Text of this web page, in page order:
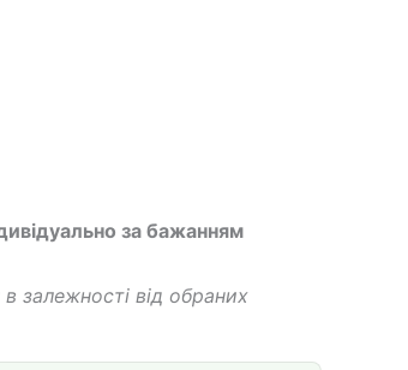
за бажанням
залежності від обраних